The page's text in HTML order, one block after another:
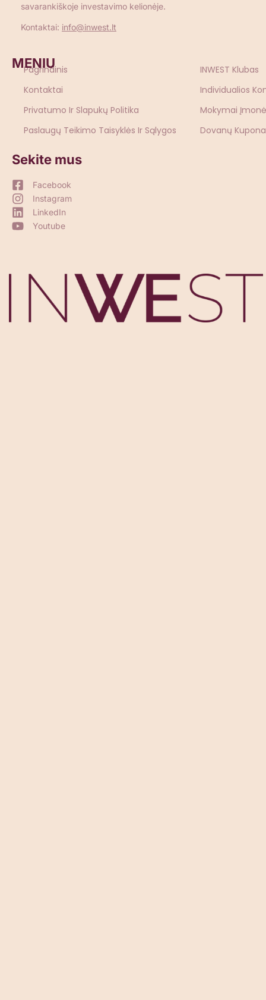
savarankiškoje investavimo kelionėje.
Kontaktai: info@inwest.lt
MENIU
Pagrindinis
Kontaktai
Privatumo Ir Slapukų Politika
Paslaugų Teikimo Taisyklės Ir Sąlygos
INWEST Klubas
Individualios
Mokymai
Dovanų
Sekite mus
Facebook
Instagram
LinkedIn
Youtube